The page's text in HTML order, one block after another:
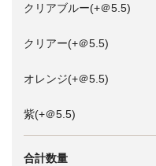
クリアブルー(+＠5.5)
クリアー(+＠5.5)
オレンジ(+＠5.5)
紫(+＠5.5)
合計数量